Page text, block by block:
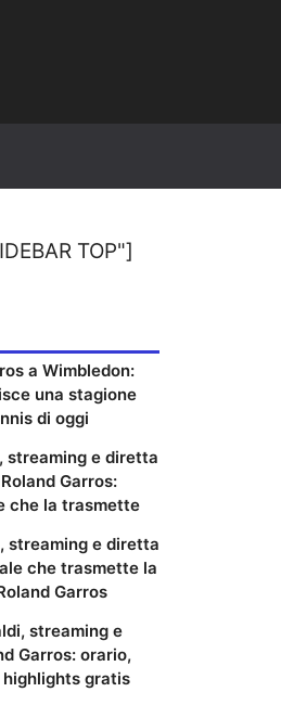
TOP"]
a Wimbledon:
una stagione
di oggi
streaming e diretta
Garros:
che la trasmette
streaming e diretta
che trasmette la
Garros
streaming e
Garros: orario,
gratis